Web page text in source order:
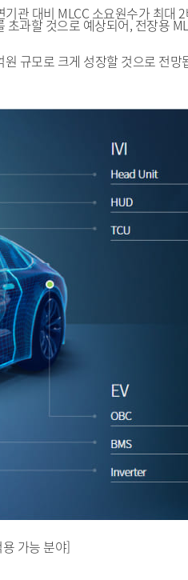
대비 MLCC 소요원수가 최대
과할 것으로 예상되어, 전장용
규모로 크게 성장할 것으로 전망
가능 분야]